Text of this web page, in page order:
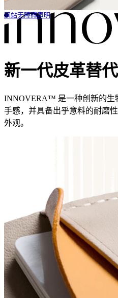
网站无障碍声明
新一代皮革替
INNOVERA™ 是一种创新的生
手感，并具备出乎意料的耐磨
外观。